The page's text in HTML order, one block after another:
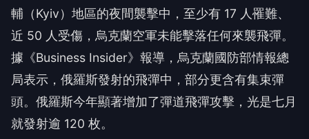
輔（Kyiv）地區的夜間襲擊中，至少有 17 人罹難、
近 50 人受傷，烏克蘭空軍未能擊落任何來襲飛彈。
據《Business Insider》報導，烏克蘭國防部情報總
局表示，俄羅斯發射的飛彈中，部分更含有集束彈
頭。俄羅斯今年顯著增加了彈道飛彈攻擊，光是七月
就發射逾 120 枚。